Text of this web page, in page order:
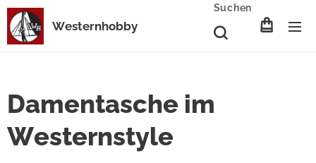
Westernhobby
Suchen
Damentasche im
Westernstyle